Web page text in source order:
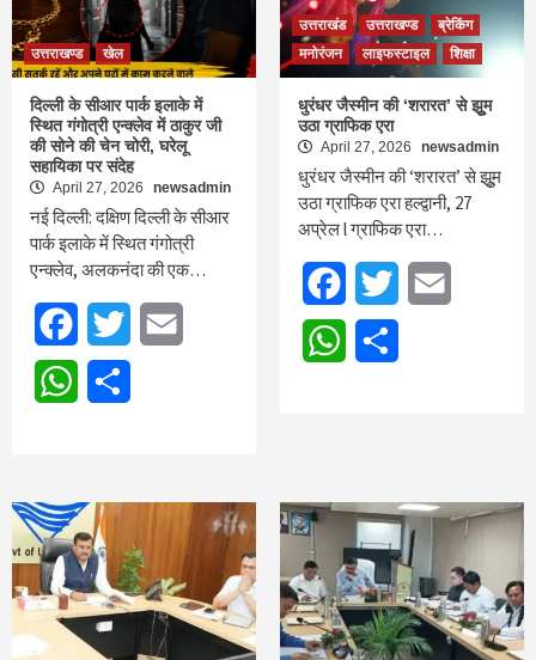
उत्तराखण्ड खेल
दिल्ली के सीआर पार्क इलाके में
स्थित गंगोत्री एन्क्लेव में ठाकुर जी
की सोने की चेन चोरी, घरेलू
सहायिका पर संदेह
April 27, 2026 newsadmin
नई दिल्ली: दक्षिण दिल्ली के सीआर
पार्क इलाके में स्थित गंगोत्री
एन्क्लेव, अलकनंदा की एक…
FacebookTwitter
WhatsApp
उत्तराखंड उत्तराखण्ड
ब्रेकिंग
मनोरंजन
लाइफस्टाइल शिक्षा
धुरंधर जैस्मीन की ‘शरारत’ से झुूम
उठा ग्राफिक एरा
April 27, 2026 newsadmin
धुरंधर जैस्मीन की ‘शरारत’ से झुूम
उठा ग्राफिक एरा हल्द्वानी, 27
अप्रेल l ग्राफिक एरा…
FacebookTwitter
WhatsApp